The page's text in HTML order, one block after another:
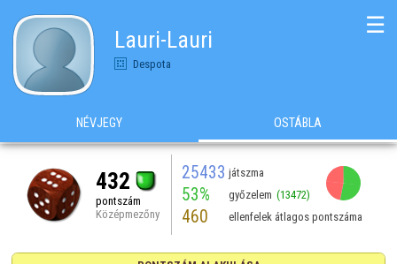
Lauri-Lauri
Despota
☰
NÉVJEGY OSTÁBLA
432
pontszám
Középmezőny
25433 játszma
53% győzelem (13472)
460 ellenfelek átlagos pontszáma